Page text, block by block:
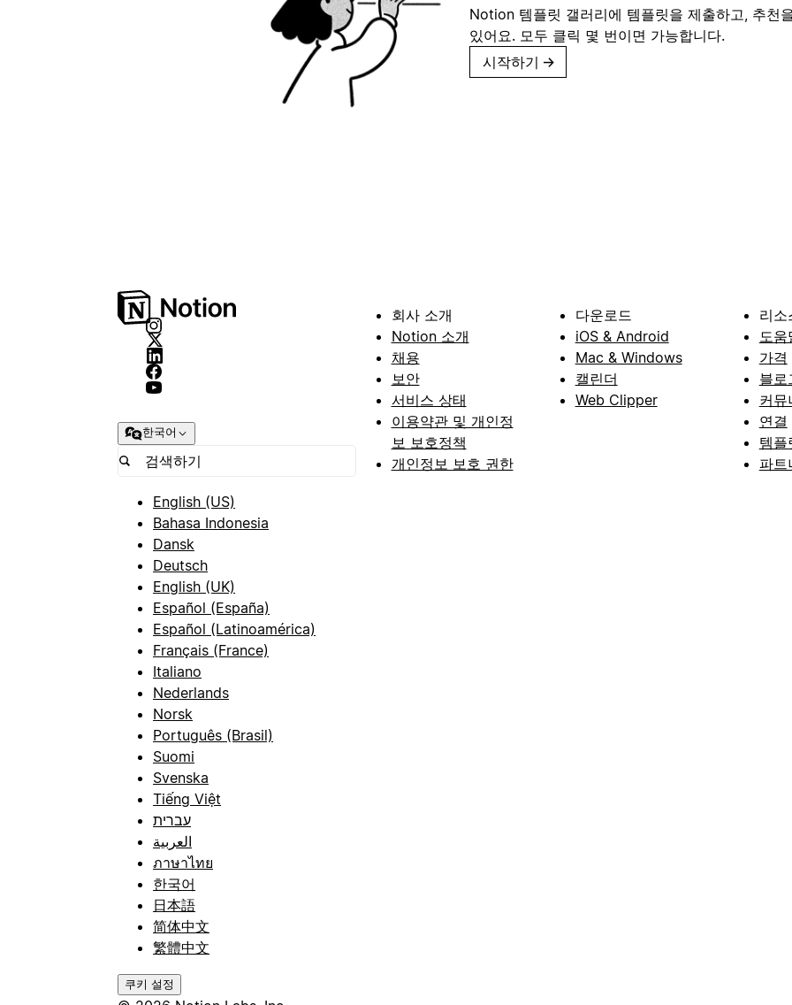
Notion 템플릿 갤러리에 템플릿을 제출하고, 추천
있어요. 모두 클릭 몇 번이면 가능합니다.
시작하기 →
한국어
English (US)
Bahasa Indonesia
Dansk
Deutsch
English (UK)
Español (España)
Español (Latinoamérica)
Français (France)
Italiano
Nederlands
Norsk
Português (Brasil)
Suomi
Svenska
Tiếng Việt
עברית
العربية
ภาษาไทย
한국어
日本語
简体中文
繁體中文
쿠키 설정
회사 소개
Notion 소개
채용
보안
서비스 상태
이용약관 및 개인정
보 보호정책
개인정보 보호 권한
다운로드
iOS & Android
Mac & Windows
캘린더
Web Clipper
리소
도움
가격
블로
커뮤
연결
템플
파트